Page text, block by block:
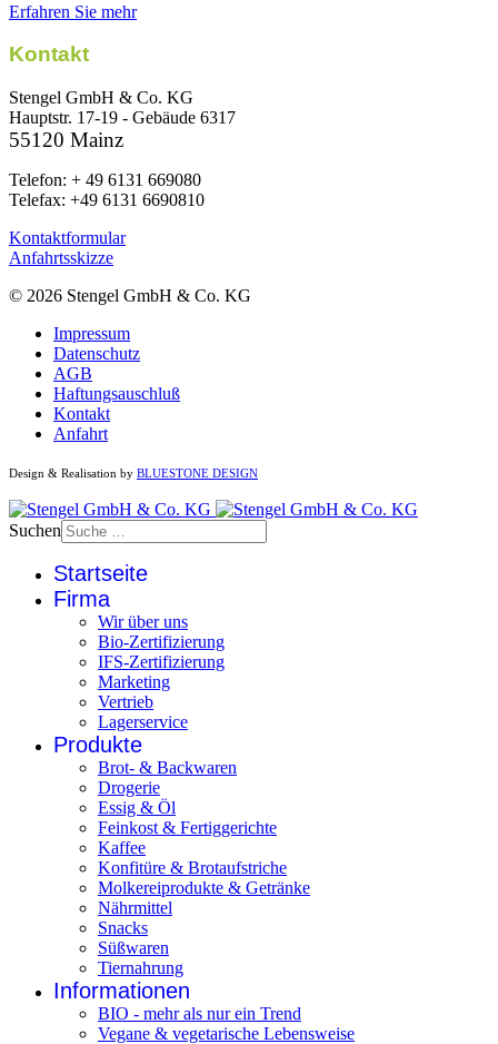
Erfahren Sie mehr
Kontakt
Stengel GmbH & Co. KG
Hauptstr. 17-19 - Gebäude 6317
55120 Mainz
Telefon: + 49 6131 669080
Telefax: +49 6131 6690810
Kontaktformular
Anfahrtsskizze
© 2026 Stengel GmbH & Co. KG
Impressum
Datenschutz
AGB
Haftungsauschluß
Kontakt
Anfahrt
Design & Realisation by BLUESTONE DESIGN
Suchen
Startseite
Firma
Wir über uns
Bio-Zertifizierung
IFS-Zertifizierung
Marketing
Vertrieb
Lagerservice
Produkte
Brot- & Backwaren
Drogerie
Essig & Öl
Feinkost & Fertiggerichte
Kaffee
Konfitüre & Brotaufstriche
Molkereiprodukte & Getränke
Nährmittel
Snacks
Süßwaren
Tiernahrung
Informationen
BIO - mehr als nur ein Trend
Vegane & vegetarische Lebensweise